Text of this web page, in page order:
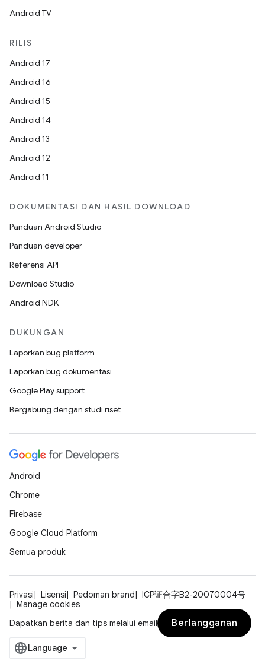
Android TV
RILIS
Android 17
Android 16
Android 15
Android 14
Android 13
Android 12
Android 11
DOKUMENTASI DAN HASIL DOWNLOAD
Panduan Android Studio
Panduan developer
Referensi API
Download Studio
Android NDK
DUKUNGAN
Laporkan bug platform
Laporkan bug dokumentasi
Google Play support
Bergabung dengan studi riset
Android
Chrome
Firebase
Google Cloud Platform
Semua produk
Privasi Lisensi Pedoman brand
ICP证合字B2-20070004号
Manage cookies
Dapatkan berita dan tips melalui email
Berlangganan